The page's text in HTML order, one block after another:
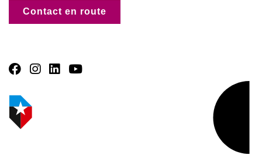
Contact en route